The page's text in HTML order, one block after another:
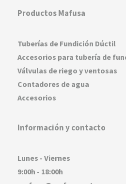
Productos Mafusa
Tuberías de Fundición Dúctil
Accesorios para tubería de
Válvulas de riego y ventosas
Contadores de agua
Accesorios
Información y contacto
Lunes - Viernes
9:00h - 18:00h